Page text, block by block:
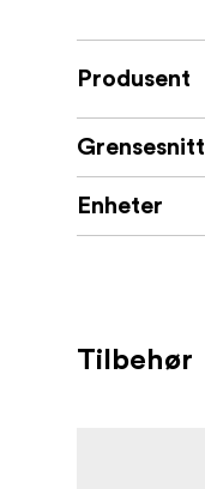
Produsent
Grensesnitt
Enheter
Tilbehør